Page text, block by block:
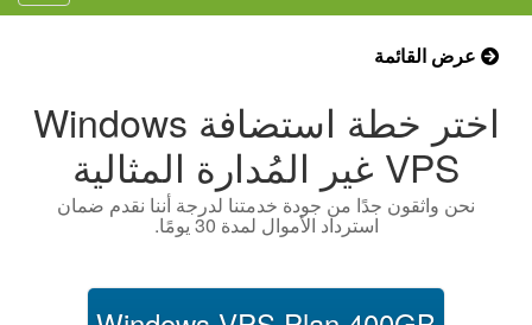
اختر خطة استضافة Windows
VPS غير المُدارة المثالية
نحن واثقون جدًا من جودة خدمتنا لدرجة أننا نقدم ضمان
استرداد الأموال لمدة 30 يومًا.